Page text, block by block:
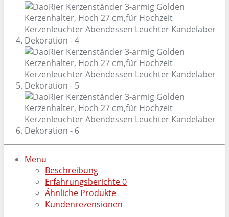
Menu
Beschreibung
Erfahrungsberichte0
Ähnliche Produkte
Kundenrezensionen